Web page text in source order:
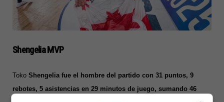
Shengelia MVP
Toko Shengelia fue el hombre del partido con 31 puntos, 9
rebotes, 5 asistencias en 29 minutos de juego, sumando 46